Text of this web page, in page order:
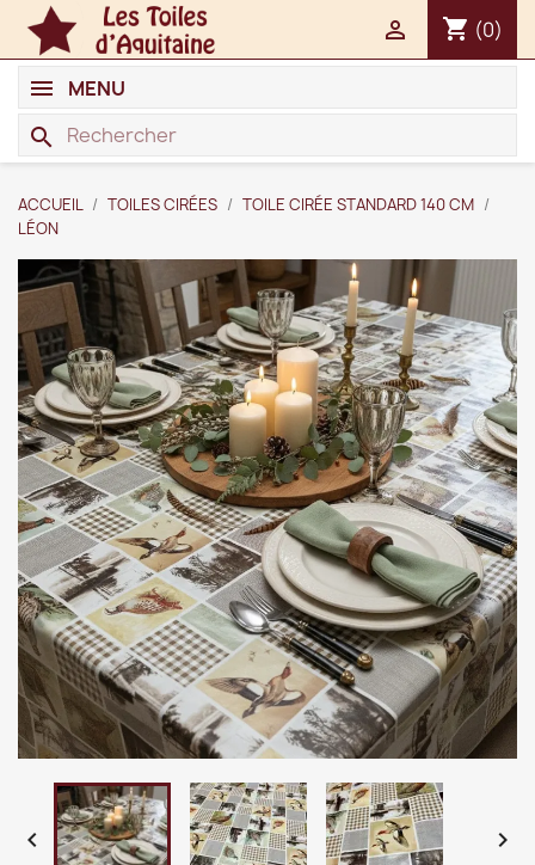
shopping_cart (0)

search
MENU
ACCUEIL TOILES CIRÉES
TOILE CIRÉE STANDARD 140 CM
LÉON
 